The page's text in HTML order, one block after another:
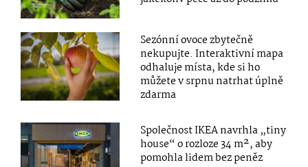
Sezónní ovoce zbytečně
nekupujte. Interaktivní mapa
odhaluje místa, kde si ho
můžete v srpnu natrhat úplně
zdarma
Společnost IKEA navrhla „tiny
house“ o rozloze 34 m², aby
pomohla lidem bez peněz